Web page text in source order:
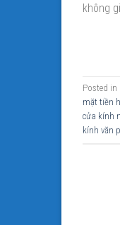
không
Posted in
mặt tiền
cửa kính
kính văn